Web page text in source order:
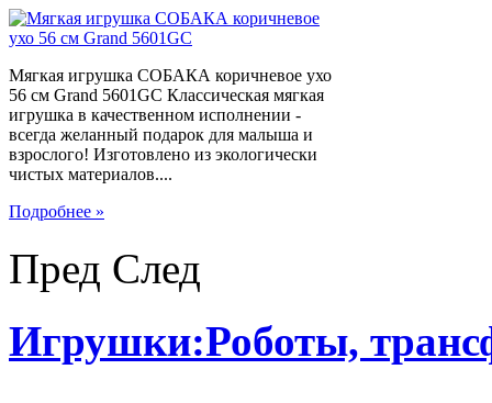
Мягкая игрушка СОБАКА коричневое ухо
56 см Grand 5601GC Классическая мягкая
игрушка в качественном исполнении -
всегда желанный подарок для малыша и
взрослого! Изготовлено из экологически
чистых материалов....
Подробнее »
Пред След
Игрушки:Роботы,